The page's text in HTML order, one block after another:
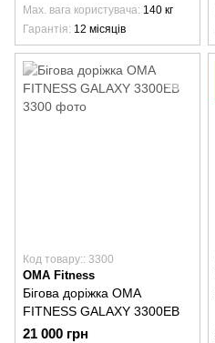
Max. вага користувача 140 кг
Гарантія 12 місяців
Код товару:: 3300
OMA Fitness
Бігова доріжка OMA
FITNESS GALAXY 3300EB
21 000 грн